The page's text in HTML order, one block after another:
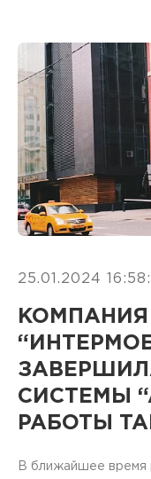
25.01.2024
КОМПАНИЯ
СИСТЕМЫ
РАБОТЫ
В ближайшее время